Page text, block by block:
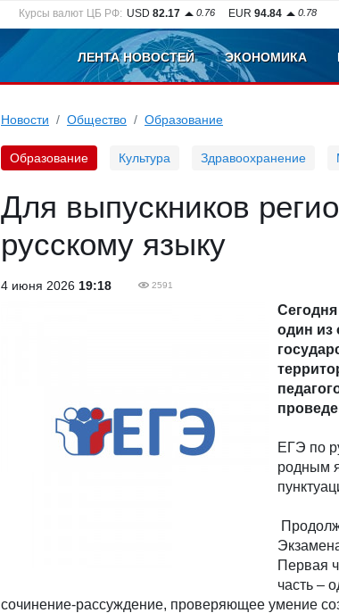
Курсы валют ЦБ РФ: USD 82.17 0.76 EUR 94.84 0.78
ЛЕНТА НОВОСТЕЙ ЭКОНОМИКА
Новости Общество Образование
Образование Культура Здравоохранение
Для выпускников
русскому языку
4 июня 2026 19:18 2591
один из
ЕГЭ по
родным
Первая
часть –
сочинение-рассуждение, проверяющее умение